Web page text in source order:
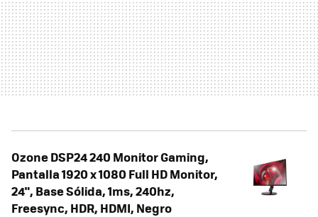
Ozone DSP24 240 Monitor Gaming,
Pantalla 1920 x 1080 Full HD Monitor,
24", Base Sólida, 1ms, 240hz,
Freesync, HDR, HDMI, Negro